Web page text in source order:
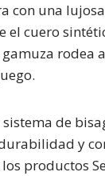
con una
cuero
rodea
de
y
productos